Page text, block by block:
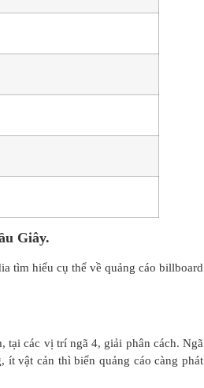
Giây.
tìm hiểu cụ thể về quảng cáo billboard
tại các vị trí ngã 4, giải phân cách. Ngã
ít vật cản thì biển quảng cáo càng phát